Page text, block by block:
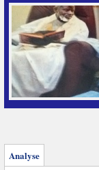
Analyse